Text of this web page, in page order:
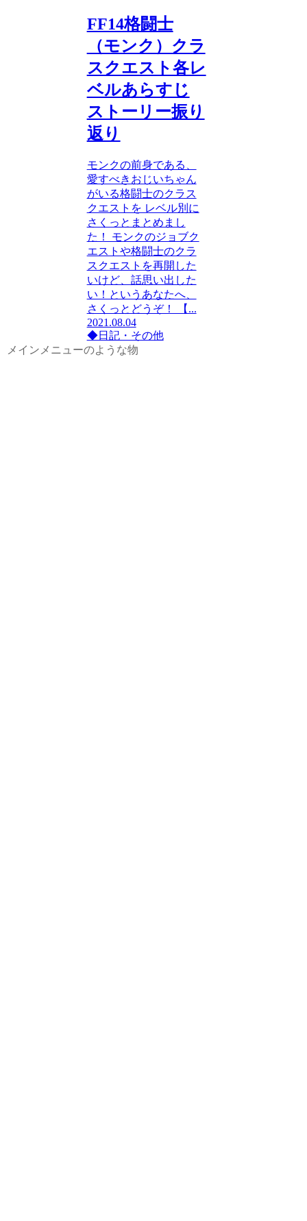
FF14格闘士
（モンク）クラ
スクエスト各レ
ベルあらすじ
ストーリー振り
返り
モンクの前身である、
愛すべきおじいちゃん
がいる格闘士のクラス
クエストを レベル別に
さくっとまとめまし
た！ モンクのジョブク
エストや格闘士のクラ
スクエストを再開した
いけど、話思い出した
い！というあなたへ、
さくっとどうぞ！ 【...
2021.08.04
◆日記・その他
メインメニューのような物